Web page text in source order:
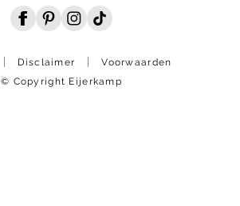
Disclaimer
Voorwaarden
© Copyright Eijerkamp